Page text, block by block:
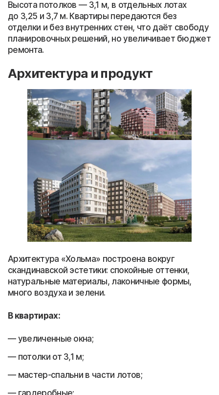
Высота потолков — 3,1 м, в отдельных лотах
до 3,25 и 3,7 м. Квартиры передаются без
отделки и без внутренних стен, что даёт свободу
планировочных решений, но увеличивает бюджет
ремонта.
Архитектура и продукт
Архитектура «Хольма» построена вокруг
скандинавской эстетики: спокойные оттенки,
натуральные материалы, лаконичные формы,
много воздуха и зелени.
В квартирах:
увеличенные окна;
потолки от 3,1 м;
мастер-спальни в части лотов;
гардеробные;